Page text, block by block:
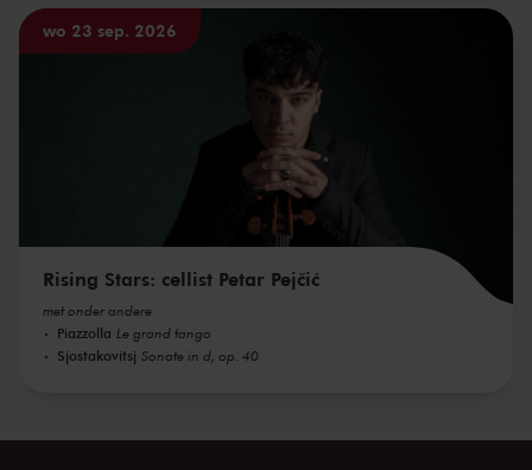
wo 23 sep. 2026
Rising Stars: cellist Petar Pejčić
met onder andere
Piazzolla Le grand tango
Sjostakovitsj Sonate in d, op. 40